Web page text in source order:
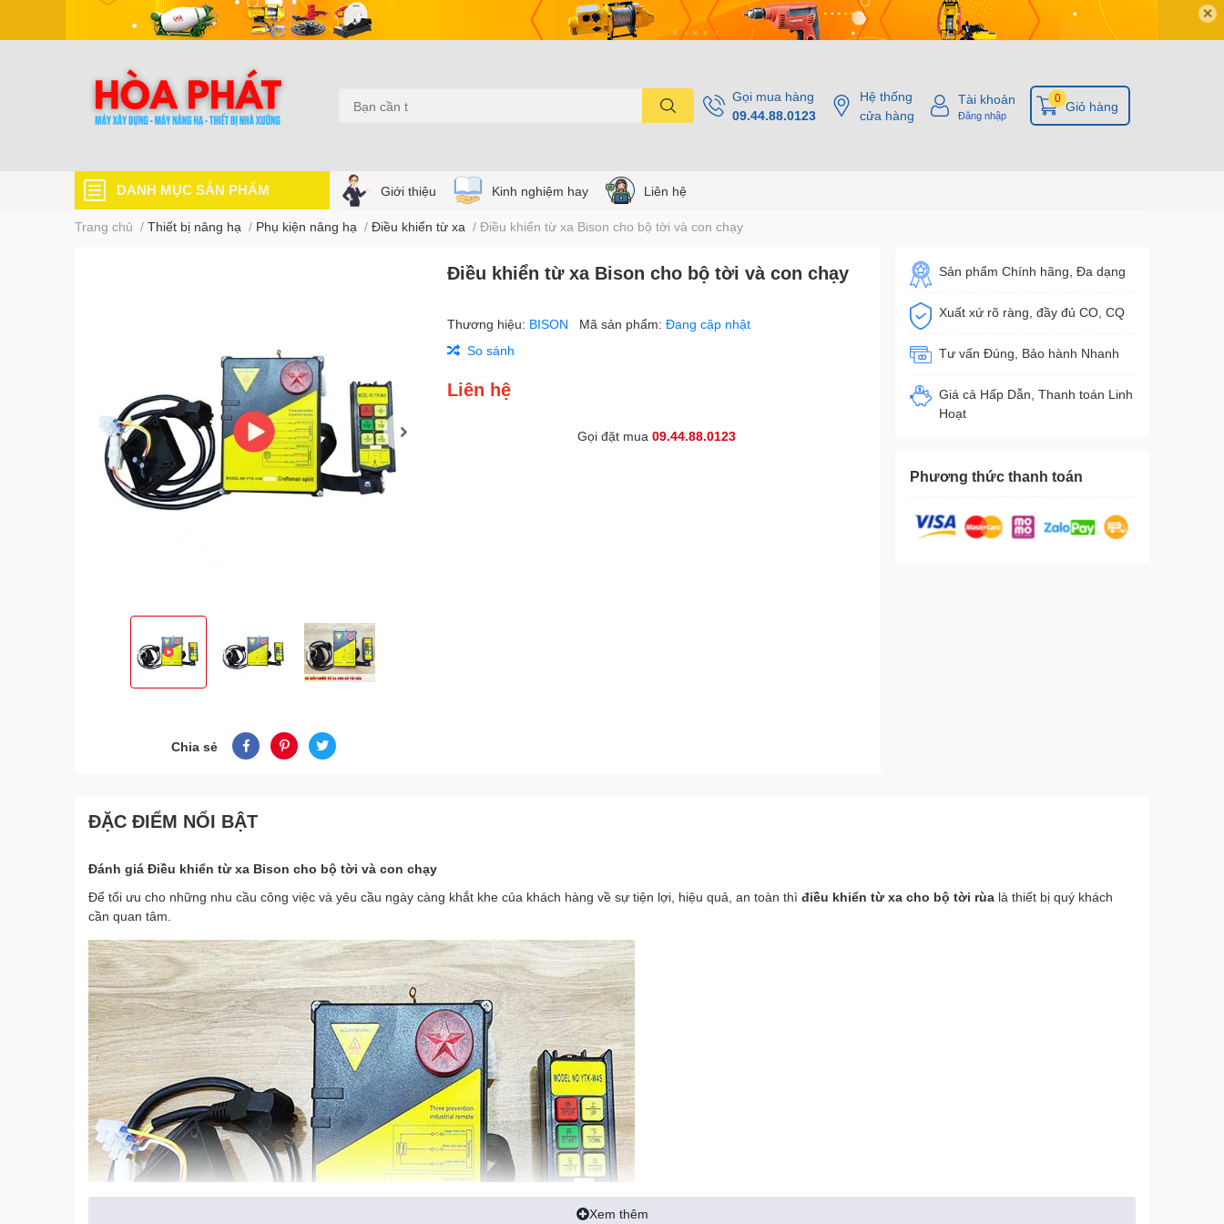
✕
Gọi mua hàng
09.44.88.0123
Hệ thống
cửa hàng
Tài khoản
Đăng nhập
Giỏ hàng
0
DANH MỤC SẢN PHẨM Giới thiệu Kinh nghiệm hay Liên hệ
Trang chủ / Thiết bị nâng hạ / Phụ kiện nâng hạ / Điều khiển từ xa / Điều khiển từ xa Bison cho bộ tời và con chạy
Chia sẻ
Điều khiển từ xa Bison cho bộ tời và con chạy
Thương hiệu: BISON Mã sản phẩm:Đang cập nhật
So sánh
Liên hệ
Gọi đặt mua09.44.88.0123
Sản phẩm Chính hãng, Đa dạng
Xuất xứ rõ ràng, đầy đủ CO, CQ
Tư vấn Đúng, Bảo hành Nhanh
Giá cả Hấp Dẫn, Thanh toán Linh
Hoạt
Phương thức thanh toán
ĐẶC ĐIỂM NỔI BẬT
Đánh giá Điều khiển từ xa Bison cho bộ tời và con chạy
Để tối ưu cho những nhu cầu công việc và yêu cầu ngày càng khắt khe của khách hàng về sự tiện lợi, hiệu quả, an toàn thì điều khiển từ xa cho bộ tời rùa là thiết bị quý khách
cần quan tâm.
Xem thêm